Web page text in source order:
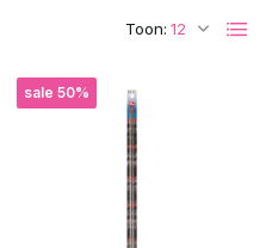
Toon:
sale 50%